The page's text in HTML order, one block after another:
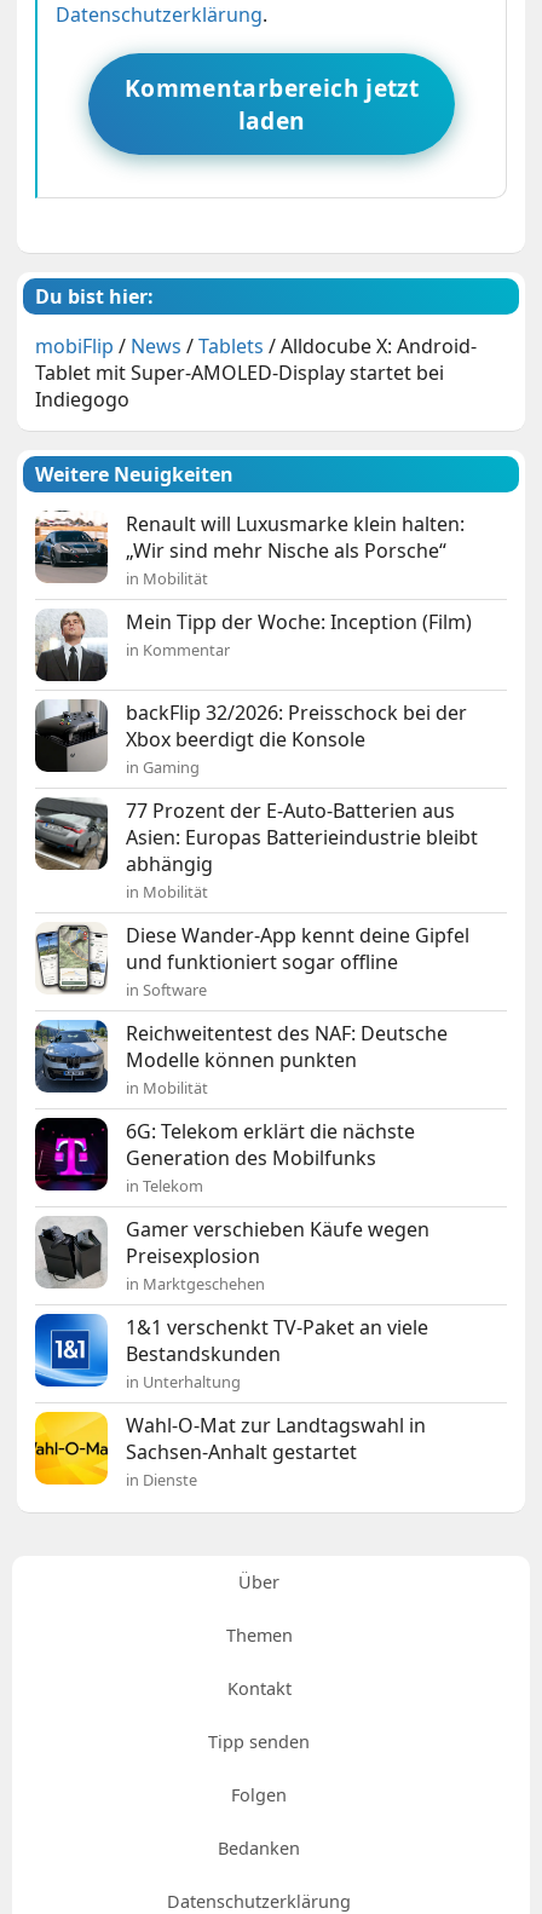
Datenschutzerklärung.
Kommentarbereich jetzt
laden
Du bist hier:
mobiFlip / News /Tablets /Alldocube X: Android-
Tablet mit Super-AMOLED-Display startet bei
Indiegogo
Weitere Neuigkeiten
Renault will Luxusmarke klein halten:
„Wir sind mehr Nische als Porsche“
in Mobilität
Mein Tipp der Woche: Inception (Film)
in Kommentar
backFlip 32/2026: Preisschock bei der
Xbox beerdigt die Konsole
in Gaming
77 Prozent der E-Auto-Batterien aus
Asien: Europas Batterieindustrie bleibt
abhängig
in Mobilität
Diese Wander-App kennt deine Gipfel
und funktioniert sogar offline
in Software
Reichweitentest des NAF: Deutsche
Modelle können punkten
in Mobilität
6G: Telekom erklärt die nächste
Generation des Mobilfunks
in Telekom
Gamer verschieben Käufe wegen
Preisexplosion
in Marktgeschehen
1&1 verschenkt TV-Paket an viele
Bestandskunden
in Unterhaltung
Wahl-O-Mat zur Landtagswahl in
Sachsen-Anhalt gestartet
in Dienste
Über
Themen
Kontakt
Tipp senden
Folgen
Bedanken
Datenschutzerklärung